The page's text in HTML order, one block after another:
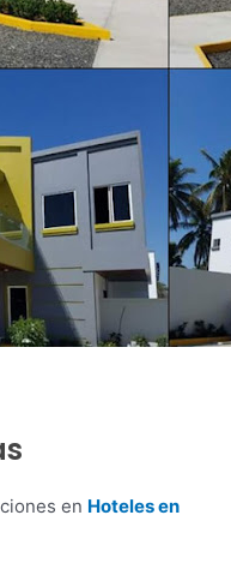
en Hoteles en